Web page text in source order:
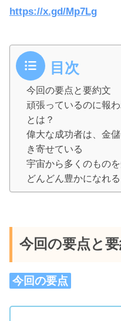
https://x.gd/Mp7Lg
目次
今回の要点と要約文
頑張っているのに報
とは？
偉大な成功者は、金
き寄せている
宇宙から多くのもの
どんどん豊かになれる
今回の要点と
今回の要点